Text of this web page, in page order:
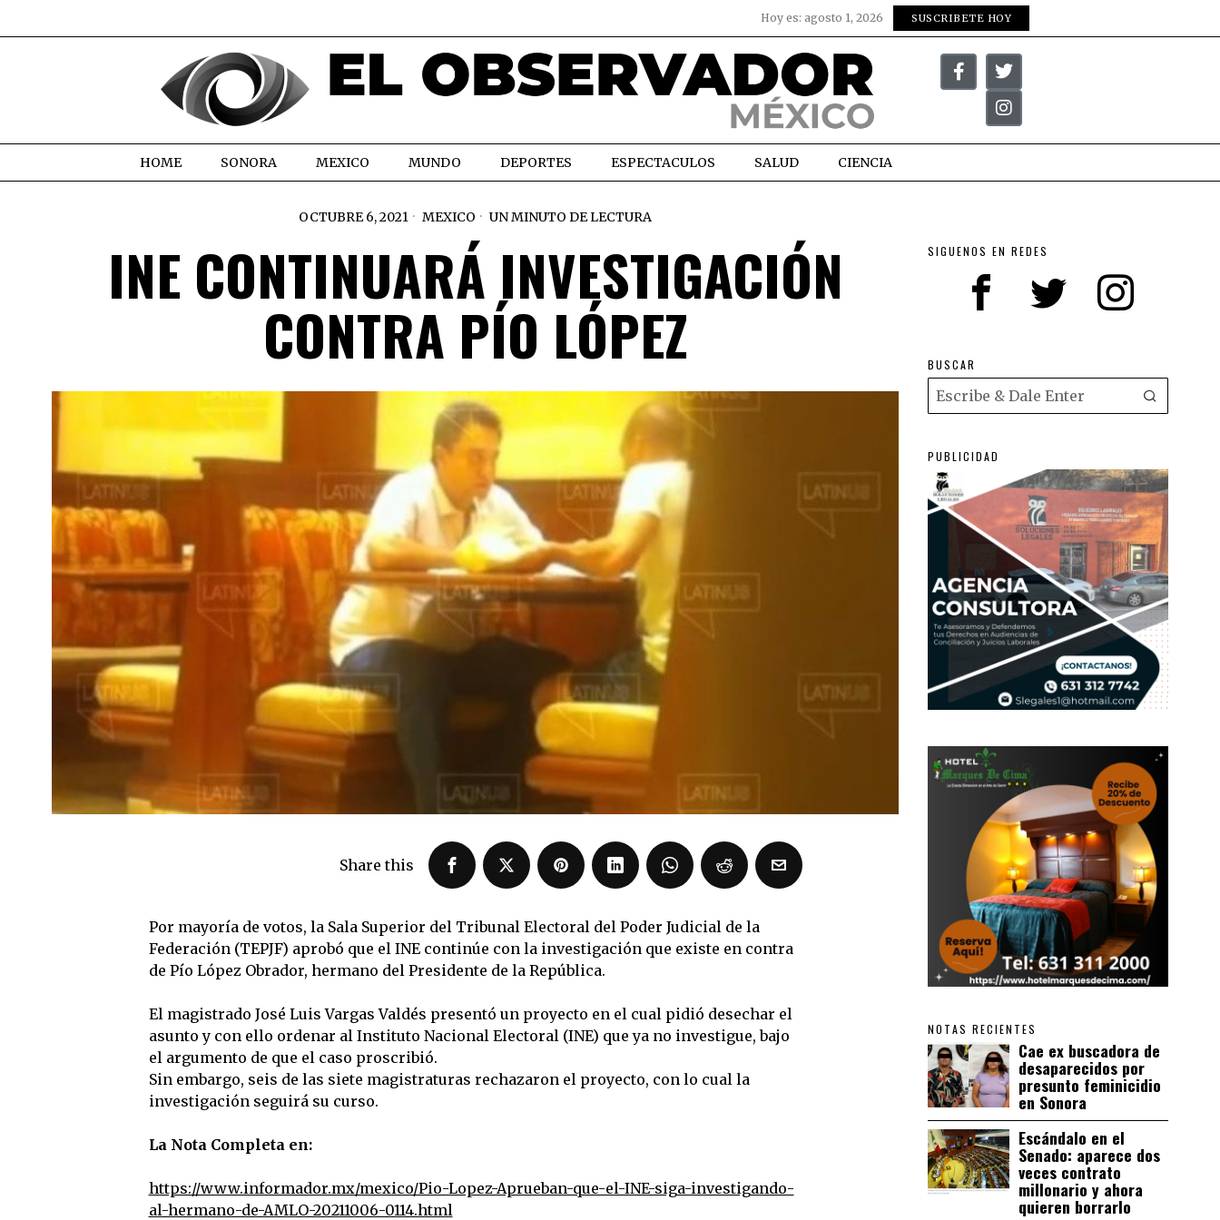
Hoy es: agosto 1, 2026 SUSCRIBETE HOY
HOME SONORA MEXICO MUNDO DEPORTES ESPECTACULOS SALUD CIENCIA
OCTUBRE 6, 2021 MEXICO UN MINUTO DE LECTURA
INE CONTINUARÁ INVESTIGACIÓN
CONTRA PÍO LÓPEZ
Share this
Por mayoría de votos, la Sala Superior del Tribunal Electoral del Poder Judicial de la
Federación (TEPJF) aprobó que el INE continúe con la investigación que existe en contra
de Pío López Obrador, hermano del Presidente de la República.
El magistrado José Luis Vargas Valdés presentó un proyecto en el cual pidió desechar el
asunto y con ello ordenar al Instituto Nacional Electoral (INE) que ya no investigue, bajo
el argumento de que el caso proscribió.
Sin embargo, seis de las siete magistraturas rechazaron el proyecto, con lo cual la
investigación seguirá su curso.
La Nota Completa en:
https://www.informador.mx/mexico/Pio-Lopez-Aprueban-que-el-INE-siga-investigando-
al-hermano-de-AMLO-20211006-0114.html
SIGUENOS EN REDES
BUSCAR
PUBLICIDAD
NOTAS RECIENTES
Cae ex buscadora de
desaparecidos por
presunto feminicidio
en Sonora
Escándalo en el
Senado: aparece dos
veces contrato
millonario y ahora
quieren borrarlo